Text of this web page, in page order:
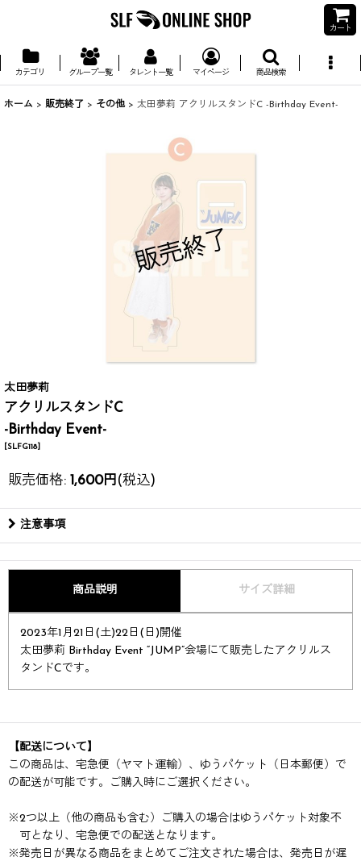
カート
カテゴリ グループ一覧 タレント一覧 マイページ 商品検索
ホーム > 販売終了 > その他 > 太田夢莉 アクリルスタンドC -Birthday Event-
太田夢莉
アクリルスタンドC
-Birthday Event-
[SLFG118]
販売価格: 1,600円 (税込)
注意事項
商品説明 サイズ詳細
2023年1月21日(土)22日(日)開催
太田夢莉 Birthday Event “JUMP”会場にて販売したアクリルス
タンドCです。
【配送について】
この商品は、宅急便（ヤマト運輸）、ゆうパケット（日本郵便）で
の配送が可能です。ご購入時にご選択ください。
※2つ以上（他の商品も含む）ご購入の場合はゆうパケット対象不
可となり、宅急便での配送となります。
※発売日が異なる商品をまとめてご注文された場合は、発売日が遅